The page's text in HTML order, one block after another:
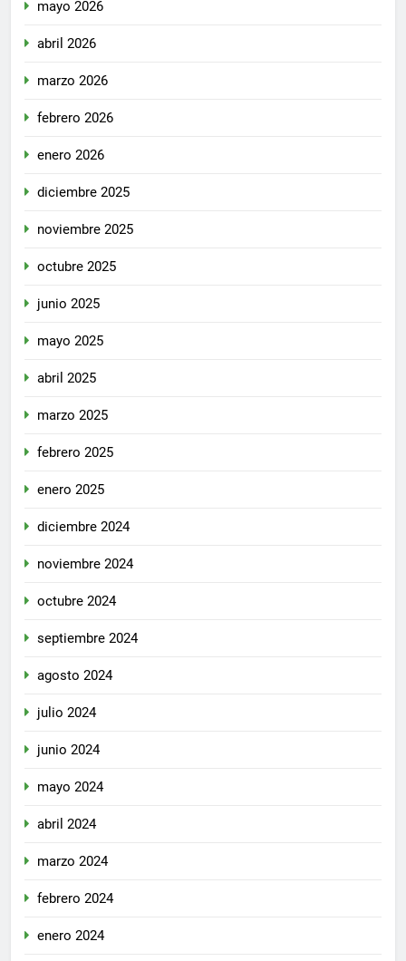
mayo 2026
abril 2026
marzo 2026
febrero 2026
enero 2026
diciembre 2025
noviembre 2025
octubre 2025
junio 2025
mayo 2025
abril 2025
marzo 2025
febrero 2025
enero 2025
diciembre 2024
noviembre 2024
octubre 2024
septiembre 2024
agosto 2024
julio 2024
junio 2024
mayo 2024
abril 2024
marzo 2024
febrero 2024
enero 2024